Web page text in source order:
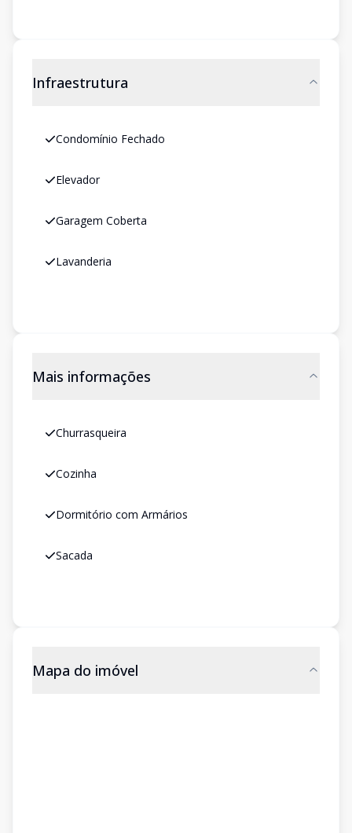
Infraestrutura
Condomínio Fechado
Elevador
Garagem Coberta
Lavanderia
Mais informações
Churrasqueira
Cozinha
Dormitório com Armários
Sacada
Mapa do imóvel